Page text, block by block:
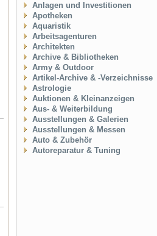
Anlagen und Investitionen
Apotheken
Aquaristik
Arbeitsagenturen
Architekten
Archive & Bibliotheken
Army & Outdoor
Artikel-Archive & -Verzeichnisse
Astrologie
Auktionen & Kleinanzeigen
Aus- & Weiterbildung
Ausstellungen & Galerien
Ausstellungen & Messen
Auto & Zubehör
Autoreparatur & Tuning